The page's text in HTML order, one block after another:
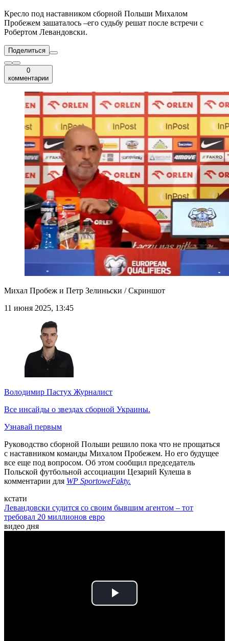
Кресло под наставником сборной Польши Михалом
Пробежем зашаталось –его судьбу решат после встречи с
Робертом Левандовски.
Поделиться
0
комментарии
Михал Пробеж и Петр Зелиньски / Скриншот
11 июня 2025, 13:45
Володимир Пастух Журналист
Все инсайды о звездах сборной Украины.
Узнавай первым
Руководство сборной Польши решило пока что не прощаться
с наставником команды Михалом Пробежем. Но его будущее
все еще под вопросом. Об этом сообщил председатель
Польской футбольной ассоциации Цезарий Кулеша в
комментарии для WP SportoweFakty.
кстати
Левандовски судится со своим бывшим агентом – тот
требовал 20 миллионов евро
видео дня
Play